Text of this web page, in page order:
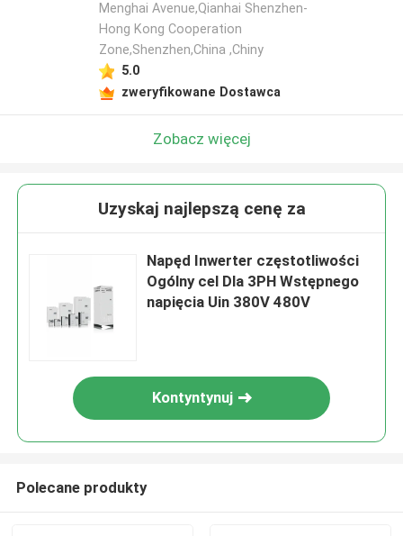
Menghai Avenue,Qianhai Shenzhen-
Hong Kong Cooperation
Zone,Shenzhen,China ,Chiny
5.0
zweryfikowane Dostawca
Zobacz więcej
Uzyskaj najlepszą cenę za
Napęd Inwerter częstotliwości
Ogólny cel Dla 3PH Wstępnego
napięcia Uin 380V 480V
Kontyntynuj
Polecane produkty